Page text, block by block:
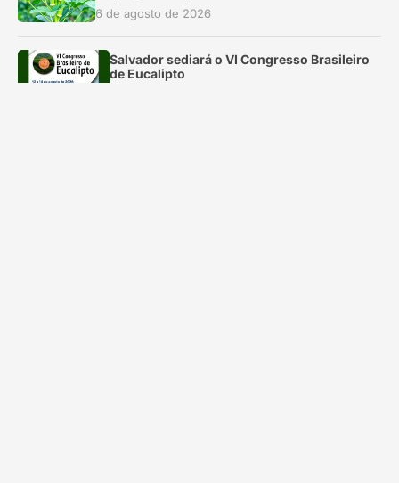
6 de agosto de 2026
Salvador sediará o VI Congresso Brasileiro
de Eucalipto